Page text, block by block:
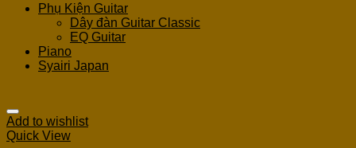
Phụ Kiện Guitar
Dây đàn Guitar Classic
EQ Guitar
Piano
Syairi Japan
Add to wishlist
Quick View